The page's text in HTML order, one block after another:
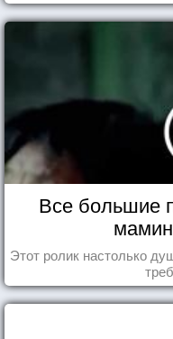
Все большие
Этот ролик настолько